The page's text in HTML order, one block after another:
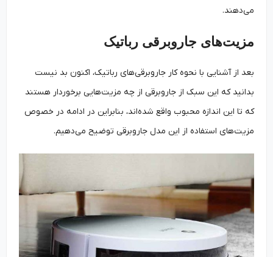
می‌دهند.
مزیت‌های جاروبرقی رباتیک
بعد از آشنایی با نحوه کار جاروبرقی‌های رباتیک، اکنون بد نیست
بدانید که این سبک از جاروبرقی از چه مزیت‌هایی برخوردار هستند
که تا این اندازه محبوب واقع شده‌اند، بنابراین در ادامه در خصوص
مزیت‌های استفاده از این مدل جاروبرقی توضیح می‌دهیم.